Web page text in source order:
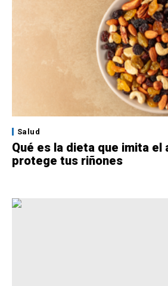
Salud
Qué es la dieta que imita el
protege tus riñones